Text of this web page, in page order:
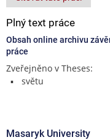
Plný text práce
Obsah online archivu
práce
Zveřejněno v Theses:
světu
Masaryk University